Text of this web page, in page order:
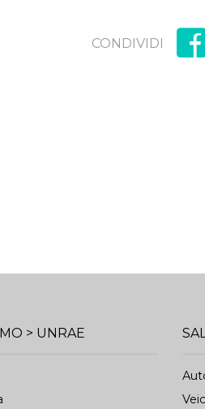
CONDIVIDI
> UNRAE